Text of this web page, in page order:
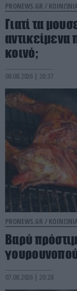
PRONEWS.GR /
Γιατί τα
αντικείμενα
κοινό;
08.08.2026 | 20:37
PRONEWS.GR /
Βαρύ
07.08.2026 | 20:28